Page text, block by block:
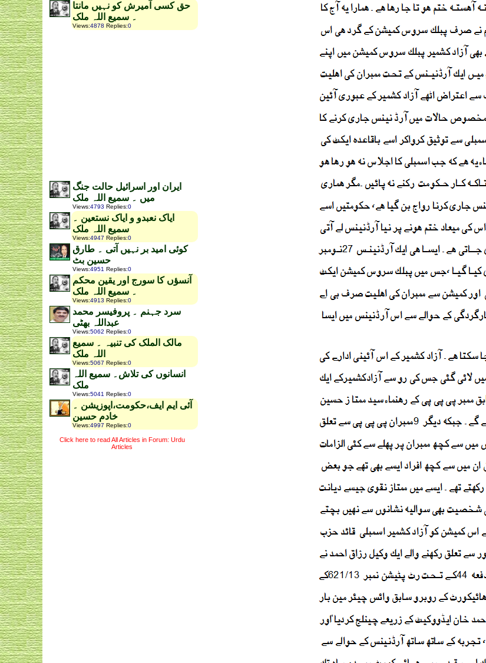
حق کسی آمیرش کو نہیں مانتا
۔ سمیع اللہ ملک
Views:4878 Replies:0
ایران اور اسرائیل حالت جنگ
میں ۔ سمیع اللہ ملک
Views:4793 Replies:0
ایاک نعبدو و ایاک نستعین ۔
سمیع اللہ ملک
Views:4947 Replies:0
کوئی امید بر نہیں آتی ۔ طارق
حسین بٹ
Views:4951 Replies:0
آنسؤں کا سورج اور یقین محکم
۔ سمیع اللہ ملک
Views:4913 Replies:0
سرد جہنم ۔ پروفیسر محمد
عبداللہ بھٹی
Views:5062 Replies:0
مالک الملک کی تنبیہ ۔ سمیع
اللہ ملک
Views:5067 Replies:0
انسانوں کی تلاش۔ سمیع اللہ
ملک
Views:5041 Replies:0
آئی ایم ایف،حکومت،اپوزیشن ۔
خادم حسین
Views:4997 Replies:0
Click here to read All Articles in Forum: Urdu
Articles